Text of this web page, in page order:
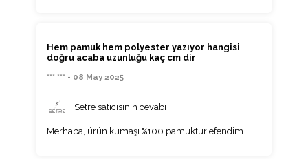
Hem pamuk hem polyester yazıyor hangisi
doğru acaba uzunluğu kaç cm dir
*** *** - 08 May 2025
Setre satıcısının cevabı
Merhaba, ürün kumaşı %100 pamuktur efendim.